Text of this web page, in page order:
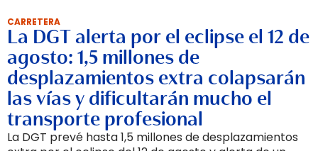
CARRETERA
La DGT alerta por el eclipse el 12 de
agosto: 1,5 millones de
desplazamientos extra colapsarán
las vías y dificultarán mucho el
transporte profesional
La DGT prevé hasta 1,5 millones de desplazamientos